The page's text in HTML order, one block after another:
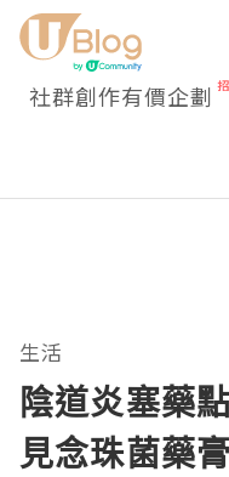
社群創作有價企劃
生活
陰道炎塞藥
見念珠菌藥